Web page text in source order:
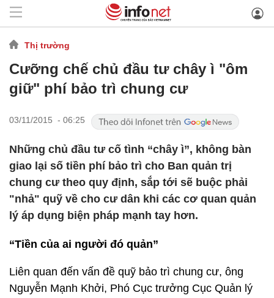
Thị trường
Cưỡng chế chủ đầu tư chây ì "ôm
giữ" phí bảo trì chung cư
03/11/2015 - 06:25
Những chủ đầu tư cố tình “chây ì”, không bàn
giao lại số tiền phí bảo trì cho Ban quản trị
chung cư theo quy định, sắp tới sẽ buộc phải
"nhả" quỹ về cho cư dân khi các cơ quan quản
lý áp dụng biện pháp mạnh tay hơn.
“Tiền của ai người đó quản”
Liên quan đến vấn đề quỹ bảo trì chung cư, ông
Nguyễn Mạnh Khởi, Phó Cục trưởng Cục Quản lý